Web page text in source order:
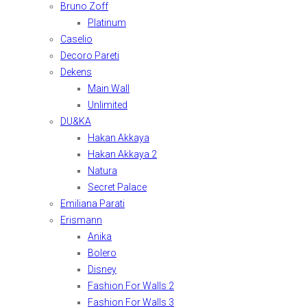
Bruno Zoff
Platinum
Caselio
Decoro Pareti
Dekens
Main Wall
Unlimited
DU&KA
Hakan Akkaya
Hakan Akkaya 2
Natura
Secret Palace
Emiliana Parati
Erismann
Anika
Bolero
Disney
Fashion For Walls 2
Fashion For Walls 3